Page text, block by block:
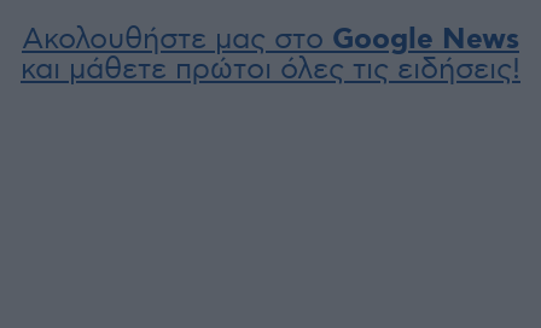
Ακολουθήστε μας στο Google News
και μάθετε πρώτοι όλες τις ειδήσεις!